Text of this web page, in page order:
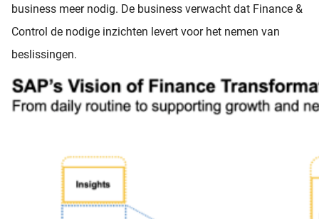
business meer nodig. De business verwacht dat Finance &
Control de nodige inzichten levert voor het nemen van
beslissingen.